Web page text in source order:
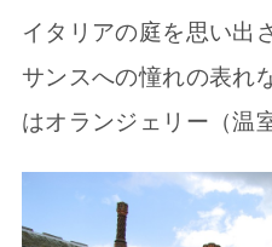
イタリアの庭を思い出
サンスへの憧れの表れ
はオランジェリー（温